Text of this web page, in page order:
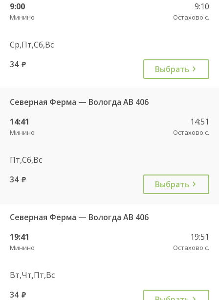
9:00
Минино
9:10
Остахово с.
Ср,Пт,Сб,Вс
34 руб. Выбрать
Северная Ферма — Вологда АВ 406
14:41
Минино
14:51
Остахово с.
Пт,Сб,Вс
34 руб. Выбрать
Северная Ферма — Вологда АВ 406
19:41
Минино
19:51
Остахово с.
Вт,Чт,Пт,Вс
34 руб.